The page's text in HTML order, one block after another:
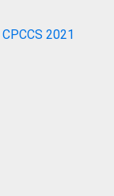
CPCCS 2021